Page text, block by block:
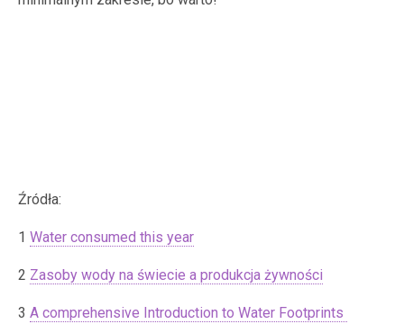
Źródła:
1 Water consumed this year
2 Zasoby wody na świecie a produkcja żywności
3 A comprehensive Introduction to Water Footprints